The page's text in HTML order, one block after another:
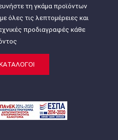
τη γκάμα προϊόντων
όλες τις λεπτομέρειες και
προδιαγραφές κάθε